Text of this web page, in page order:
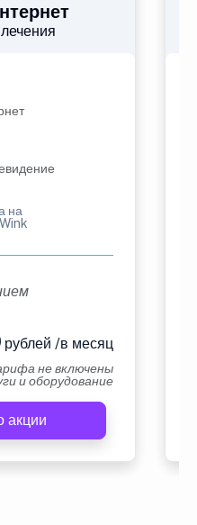
на
рублей /в месяц
не включены
и оборудование
акции